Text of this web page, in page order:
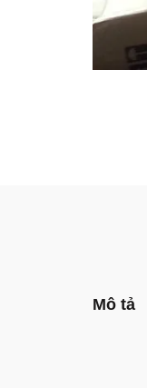
Mô tả